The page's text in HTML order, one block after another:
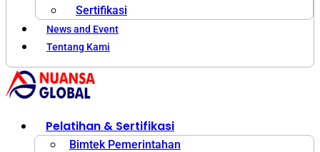
Sertifikasi
News and Event
Tentang Kami
Pelatihan & Sertifikasi
Bimtek Pemerintahan